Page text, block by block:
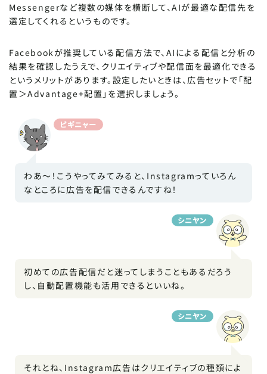
Messengerなど複数の媒体を横断して、AIが最適な配信先を
選定してくれるというものです。
Facebookが推奨している配信方法で、AIによる配信と分析の
結果を確認したうえで、クリエイティブや配信面を最適化できる
というメリットがあります。設定したいときは、広告セットで「配
置＞Advantage+配置」を選択しましょう。
ビギニャー
わあ～！こうやってみてみると、Instagramっていろん
なところに広告を配信できるんですね！
シニヤン
初めての広告配信だと迷ってしまうこともあるだろう
し、自動配置機能も活用できるといいね。
シニヤン
それとね、Instagram広告はクリエイティブの種類によ